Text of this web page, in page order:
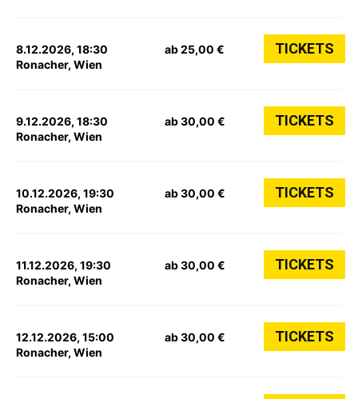
8.12.2026, 18:30
Ronacher, Wien
ab 25,00 € TICKETS
9.12.2026, 18:30
Ronacher, Wien
ab 30,00 € TICKETS
10.12.2026, 19:30
Ronacher, Wien
ab 30,00 € TICKETS
11.12.2026, 19:30
Ronacher, Wien
ab 30,00 € TICKETS
12.12.2026, 15:00
Ronacher, Wien
ab 30,00 € TICKETS